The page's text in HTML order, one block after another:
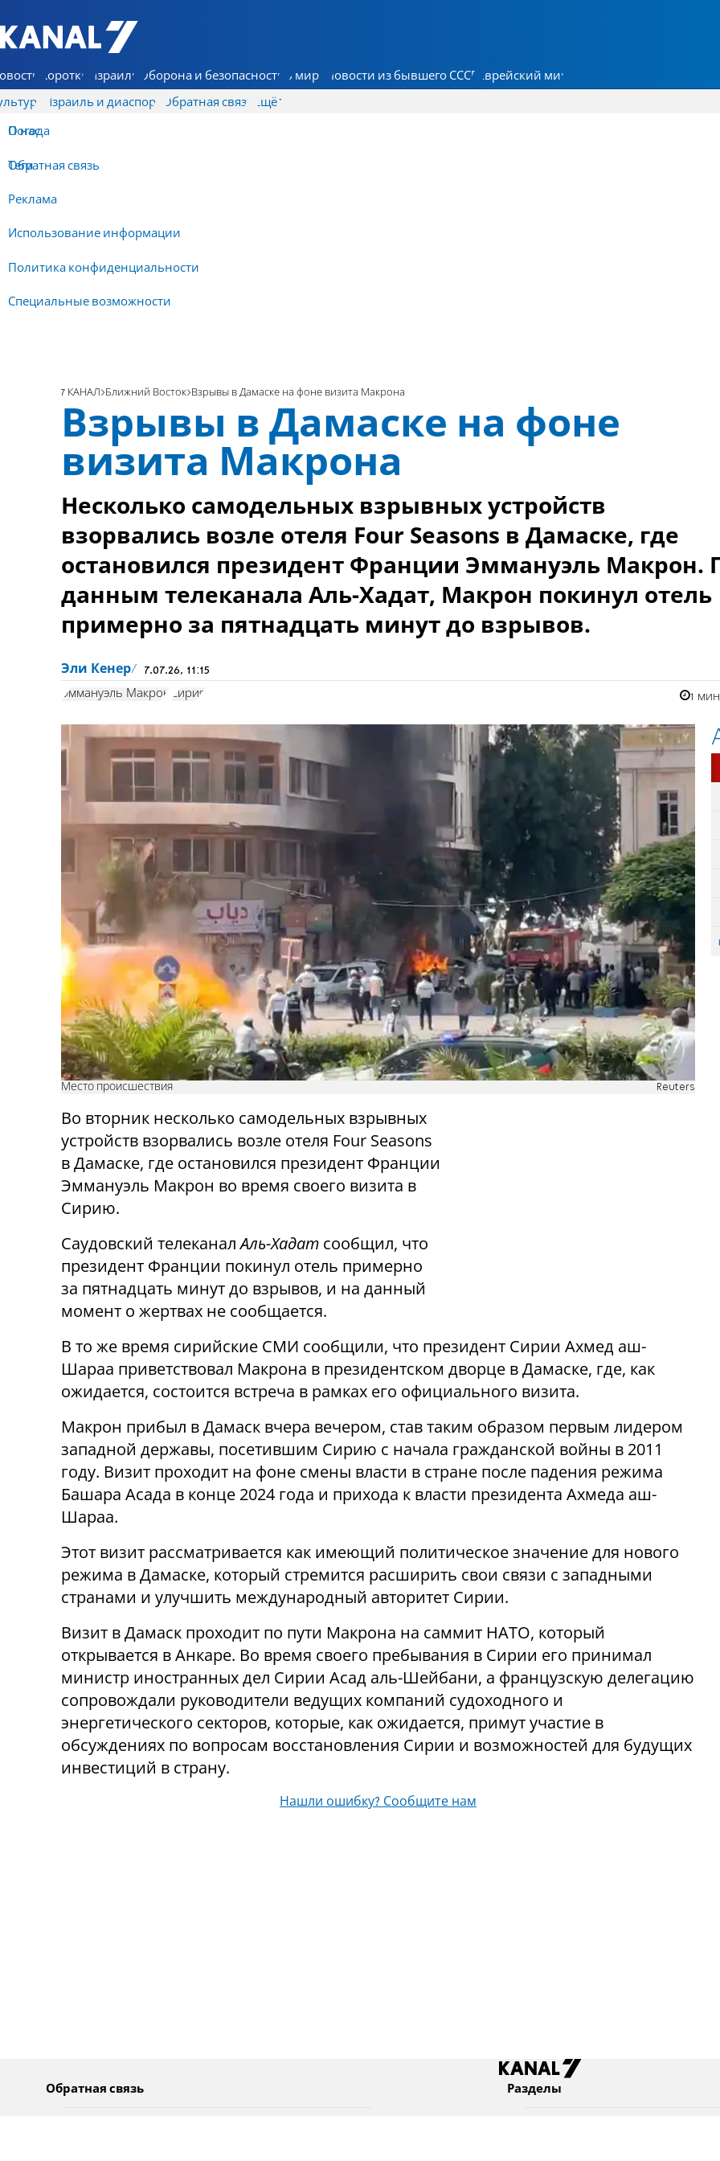
7 КАНАЛ - Аруц Шева
Коротко Израиль Оборона и безопасность В мире Новости из бывшего СССР Еврейский мир
Израиль и диаспора Обратная связь
О нас
Обратная связь
Реклама
Использование информации
Политика конфиденциальности
Специальные возможности
Ещё
Погода
Теги
7 КАНАЛ Ближний Восток Взрывы в Дамаске на фоне визита Макрона
Взрывы в Дамаске на фоне
визита Макрона
Несколько самодельных взрывных устройств
взорвались возле отеля Four Seasons в Дамаске, где
остановился президент Франции Эммануэль Макрон.
данным телеканала Аль-Хадат, Макрон покинул отель
примерно за пятнадцать минут до взрывов.
Эли Кенер 7.07.26, 11:15
Эммануэль Макрон Сирия 1
Место происшествия Reuters
Во вторник несколько самодельных взрывных
устройств взорвались возле отеля Four Seasons
в Дамаске, где остановился президент Франции
Эммануэль Макрон во время своего визита в
Сирию.
Саудовский телеканалАль-Хадат сообщил, что
президент Франции покинул отель примерно
за пятнадцать минут до взрывов, и на данный
момент о жертвах не сообщается.
В то же время сирийские СМИ сообщили, что президент Сирии Ахмед аш-
Шараа приветствовал Макрона в президентском дворце в Дамаске, где, как
ожидается, состоится встреча в рамках его официального визита.
Макрон прибыл в Дамаск вчера вечером, став таким образом первым лидером
западной державы, посетившим Сирию с начала гражданской войны в 2011
году. Визит проходит на фоне смены власти в стране после падения режима
Башара Асада в конце 2024 года и прихода к власти президента Ахмеда аш-
Шараа.
Этот визит рассматривается как имеющий политическое значение для нового
режима в Дамаске, который стремится расширить свои связи с западными
странами и улучшить международный авторитет Сирии.
Визит в Дамаск проходит по пути Макрона на саммит НАТО, который
открывается в Анкаре. Во время своего пребывания в Сирии его принимал
министр иностранных дел Сирии Асад аль-Шейбани, а французскую делегацию
сопровождали руководители ведущих компаний судоходного и
энергетического секторов, которые, как ожидается, примут участие в
обсуждениях по вопросам восстановления Сирии и возможностей для будущих
инвестиций в страну.
Нашли ошибку? Сообщите нам
Обратная связь Разделы